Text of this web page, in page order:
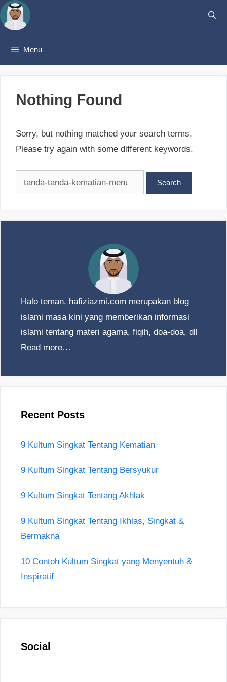
Skip
to
Menu
Nothing Found
Sorry, but nothing matched your search terms.
Please try again with some different keywords.
Search
for:
Halo teman, hafiziazmi.com merupakan blog
islami masa kini yang memberikan informasi
islami tentang materi agama, fiqih, doa-doa, dll
Read more…
Recent Posts
9 Kultum Singkat Tentang Kematian
9 Kultum Singkat Tentang Bersyukur
9 Kultum Singkat Tentang Akhlak
9 Kultum Singkat Tentang Ikhlas, Singkat &
Bermakna
10 Contoh Kultum Singkat yang Menyentuh &
Inspiratif
Social